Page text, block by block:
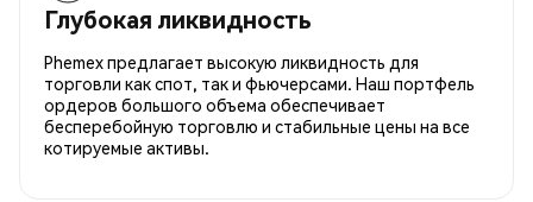
Глубокая ликвидность
Phemex предлагает высокую ликвидность для
торговли как спот, так и фьючерсами. Наш портфель
ордеров большого объема обеспечивает
бесперебойную торговлю и стабильные цены на все
котируемые активы.